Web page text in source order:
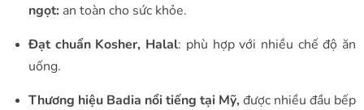
ngọt: an toàn cho sức khỏe.
Đạt chuẩn Kosher, Halal: phù hợp với nhiều chế độ ăn
uống.
Thương hiệu Badia nổi tiếng tại Mỹ,được nhiều đầu bếp